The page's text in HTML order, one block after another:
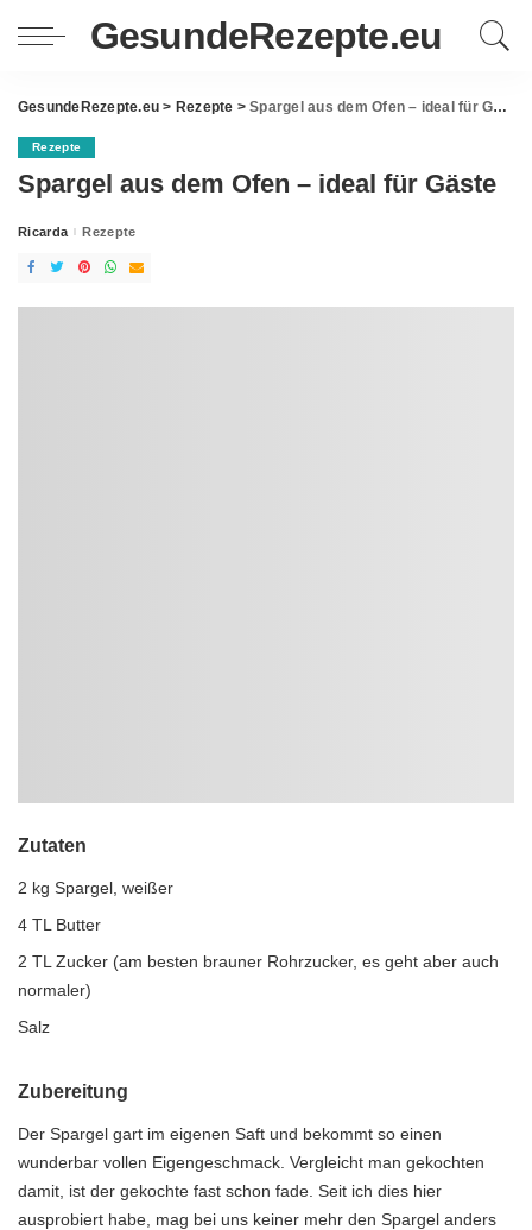
GesundeRezepte.eu
GesundeRezepte.eu > Rezepte >Spargel aus dem Ofen – ideal für Gäste
Rezepte
Spargel aus dem Ofen – ideal für Gäste
Posted
Ricarda Rezepte
Zutaten
2 kg Spargel, weißer
4 TL Butter
2 TL Zucker (am besten brauner Rohrzucker, es geht aber auch
normaler)
Salz
Zubereitung
Der Spargel gart im eigenen Saft und bekommt so einen
wunderbar vollen Eigengeschmack. Vergleicht man gekochten
damit, ist der gekochte fast schon fade. Seit ich dies hier
ausprobiert habe, mag bei uns keiner mehr den Spargel anders